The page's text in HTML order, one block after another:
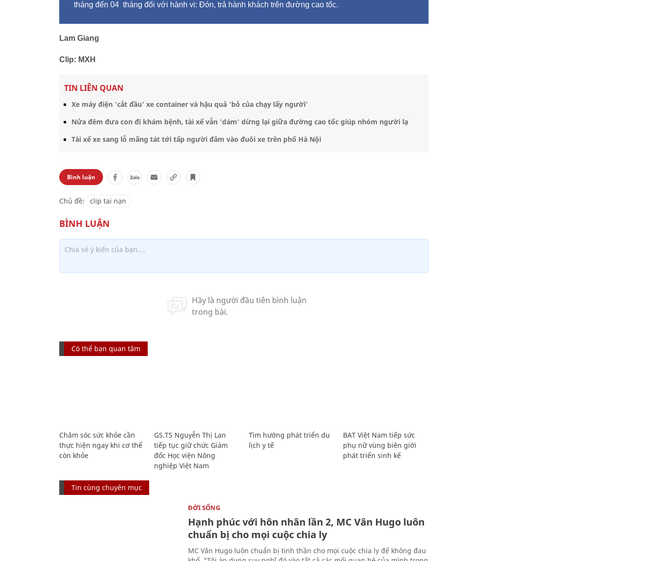
tháng đến 04 tháng đối với hành vi: Đón, trả hành khách trên đường cao tốc.
Lam Giang
Clip: MXH
TIN LIÊN QUAN
Xe máy điện 'cắt đầu' xe container và hậu quả 'bỏ của chạy lấy người'
Nửa đêm đưa con đi khám bệnh, tài xế vẫn 'dám' dừng lại giữa đường cao tốc giúp nhóm người lạ
Tài xế xe sang lỗ mãng tát tới tấp người đâm vào đuôi xe trên phố Hà Nội
Bình luận
Chủ đề: clip tai nạn
Có thể bạn quan tâm
Chăm sóc sức khỏe cần
thực hiện ngay khi cơ thể
còn khỏe
GS.TS Nguyễn Thị Lan
tiếp tục giữ chức Giám
đốc Học viện Nông
nghiệp Việt Nam
Tìm hướng phát triển du
lịch y tế
BAT Việt Nam tiếp sức
phụ nữ vùng biên giới
phát triển sinh kế
Tin cùng chuyên mục
ĐỜI SỐNG
Hạnh phúc với hôn nhân lần 2, MC Vân Hugo luôn
chuẩn bị cho mọi cuộc chia ly
MC Vân Hugo luôn chuẩn bị tinh thần cho mọi cuộc chia ly để không đau